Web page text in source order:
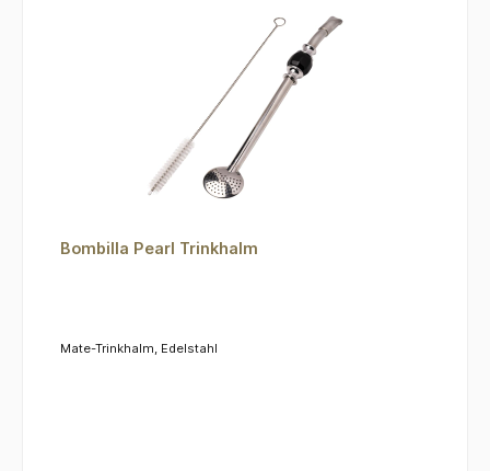
Bombilla Pearl Trinkhalm
Mate-Trinkhalm, Edelstahl